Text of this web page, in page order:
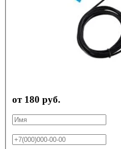
от 180 руб.